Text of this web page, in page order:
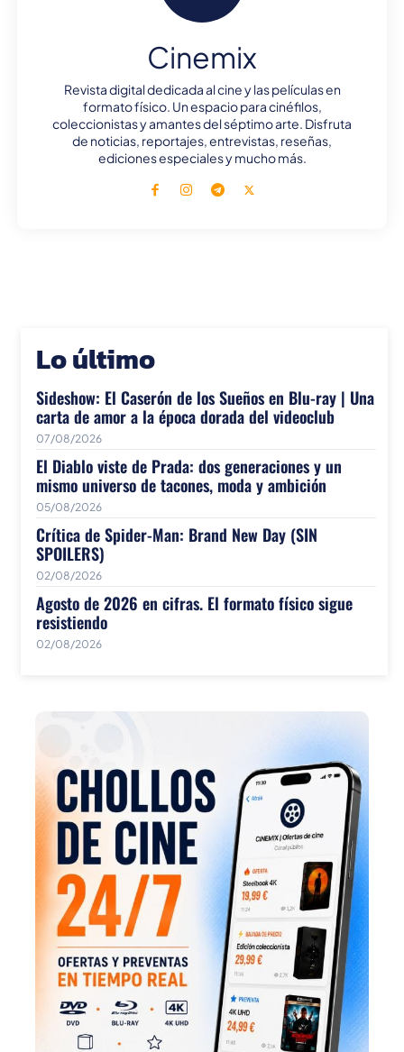
Cinemix
Revista digital dedicada al cine y las películas en
formato físico. Un espacio para cinéfilos,
coleccionistas y amantes del séptimo arte. Disfruta
de noticias, reportajes, entrevistas, reseñas,
ediciones especiales y mucho más.
Lo último
Sideshow: El Caserón de los Sueños en Blu-ray | Una
carta de amor a la época dorada del videoclub
07/08/2026
El Diablo viste de Prada: dos generaciones y un
mismo universo de tacones, moda y ambición
05/08/2026
Crítica de Spider-Man: Brand New Day (SIN
SPOILERS)
02/08/2026
Agosto de 2026 en cifras. El formato físico sigue
resistiendo
02/08/2026